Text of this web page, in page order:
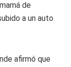
de
a un auto
afirmó que